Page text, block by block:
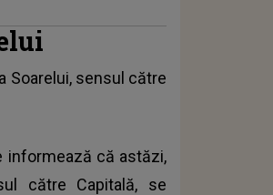
Soarelui, sensul către
informează că astăzi,
către Capitală, se